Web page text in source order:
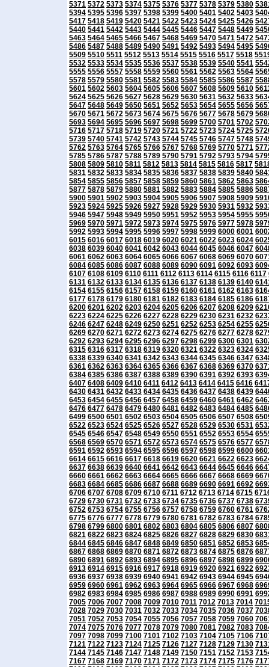
5371 5372 5373 5374 5375 5376 5377 5378 5379 5380
5394 5395 5396 5397 5398 5399 5400 5401 5402 5403
5417 5418 5419 5420 5421 5422 5423 5424 5425 5426
5440 5441 5442 5443 5444 5445 5446 5447 5448 5449
5463 5464 5465 5466 5467 5468 5469 5470 5471 5472
5486 5487 5488 5489 5490 5491 5492 5493 5494 5495
5509 5510 5511 5512 5513 5514 5515 5516 5517 5518
5532 5533 5534 5535 5536 5537 5538 5539 5540 5541
5555 5556 5557 5558 5559 5560 5561 5562 5563 5564
5578 5579 5580 5581 5582 5583 5584 5585 5586 5587
5601 5602 5603 5604 5605 5606 5607 5608 5609 5610
5624 5625 5626 5627 5628 5629 5630 5631 5632 5633
5647 5648 5649 5650 5651 5652 5653 5654 5655 5656
5670 5671 5672 5673 5674 5675 5676 5677 5678 5679
5693 5694 5695 5696 5697 5698 5699 5700 5701 5702
5716 5717 5718 5719 5720 5721 5722 5723 5724 5725
5739 5740 5741 5742 5743 5744 5745 5746 5747 5748
5762 5763 5764 5765 5766 5767 5768 5769 5770 5771
5785 5786 5787 5788 5789 5790 5791 5792 5793 5794
5808 5809 5810 5811 5812 5813 5814 5815 5816 5817
5831 5832 5833 5834 5835 5836 5837 5838 5839 5840
5854 5855 5856 5857 5858 5859 5860 5861 5862 5863
5877 5878 5879 5880 5881 5882 5883 5884 5885 5886
5900 5901 5902 5903 5904 5905 5906 5907 5908 5909
5923 5924 5925 5926 5927 5928 5929 5930 5931 5932
5946 5947 5948 5949 5950 5951 5952 5953 5954 5955
5969 5970 5971 5972 5973 5974 5975 5976 5977 5978
5992 5993 5994 5995 5996 5997 5998 5999 6000 6001
6015 6016 6017 6018 6019 6020 6021 6022 6023 6024
6038 6039 6040 6041 6042 6043 6044 6045 6046 6047
6061 6062 6063 6064 6065 6066 6067 6068 6069 6070
6084 6085 6086 6087 6088 6089 6090 6091 6092 6093
6107 6108 6109 6110 6111 6112 6113 6114 6115 6116 6117
6131 6132 6133 6134 6135 6136 6137 6138 6139 6140
6154 6155 6156 6157 6158 6159 6160 6161 6162 6163
6177 6178 6179 6180 6181 6182 6183 6184 6185 6186
6200 6201 6202 6203 6204 6205 6206 6207 6208 6209
6223 6224 6225 6226 6227 6228 6229 6230 6231 6232
6246 6247 6248 6249 6250 6251 6252 6253 6254 6255
6269 6270 6271 6272 6273 6274 6275 6276 6277 6278
6292 6293 6294 6295 6296 6297 6298 6299 6300 6301
6315 6316 6317 6318 6319 6320 6321 6322 6323 6324
6338 6339 6340 6341 6342 6343 6344 6345 6346 6347
6361 6362 6363 6364 6365 6366 6367 6368 6369 6370
6384 6385 6386 6387 6388 6389 6390 6391 6392 6393
6407 6408 6409 6410 6411 6412 6413 6414 6415 6416
6430 6431 6432 6433 6434 6435 6436 6437 6438 6439
6453 6454 6455 6456 6457 6458 6459 6460 6461 6462
6476 6477 6478 6479 6480 6481 6482 6483 6484 6485
6499 6500 6501 6502 6503 6504 6505 6506 6507 6508
6522 6523 6524 6525 6526 6527 6528 6529 6530 6531
6545 6546 6547 6548 6549 6550 6551 6552 6553 6554
6568 6569 6570 6571 6572 6573 6574 6575 6576 6577
6591 6592 6593 6594 6595 6596 6597 6598 6599 6600
6614 6615 6616 6617 6618 6619 6620 6621 6622 6623
6637 6638 6639 6640 6641 6642 6643 6644 6645 6646
6660 6661 6662 6663 6664 6665 6666 6667 6668 6669
6683 6684 6685 6686 6687 6688 6689 6690 6691 6692
6706 6707 6708 6709 6710 6711 6712 6713 6714 6715
6729 6730 6731 6732 6733 6734 6735 6736 6737 6738
6752 6753 6754 6755 6756 6757 6758 6759 6760 6761
6775 6776 6777 6778 6779 6780 6781 6782 6783 6784
6798 6799 6800 6801 6802 6803 6804 6805 6806 6807
6821 6822 6823 6824 6825 6826 6827 6828 6829 6830
6844 6845 6846 6847 6848 6849 6850 6851 6852 6853
6867 6868 6869 6870 6871 6872 6873 6874 6875 6876
6890 6891 6892 6893 6894 6895 6896 6897 6898 6899
6913 6914 6915 6916 6917 6918 6919 6920 6921 6922
6936 6937 6938 6939 6940 6941 6942 6943 6944 6945
6959 6960 6961 6962 6963 6964 6965 6966 6967 6968
6982 6983 6984 6985 6986 6987 6988 6989 6990 6991
7005 7006 7007 7008 7009 7010 7011 7012 7013 7014
7028 7029 7030 7031 7032 7033 7034 7035 7036 7037
7051 7052 7053 7054 7055 7056 7057 7058 7059 7060
7074 7075 7076 7077 7078 7079 7080 7081 7082 7083
7097 7098 7099 7100 7101 7102 7103 7104 7105 7106
7121 7122 7123 7124 7125 7126 7127 7128 7129 7130
7144 7145 7146 7147 7148 7149 7150 7151 7152 7153
7167 7168 7169 7170 7171 7172 7173 7174 7175 7176